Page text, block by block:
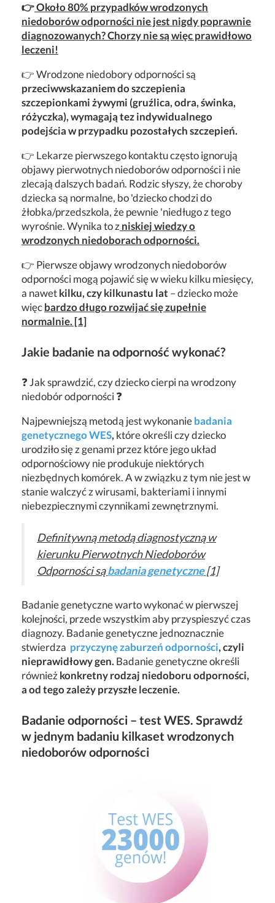
👉Około 80% przypadków wrodzonych
niedoborów odporności nie jest nigdy poprawnie
diagnozowanych? Chorzy nie są więc prawidłowo
leczeni!
👉 Wrodzone niedobory odporności są
przeciwwskazaniem do szczepienia
szczepionkami żywymi (gruźlica, odra, świnka,
różyczka), wymagają tez indywidualnego
podejścia w przypadku pozostałych szczepień.
👉 Lekarze pierwszego kontaktu często ignorują
objawy pierwotnych niedoborów odporności i nie
zlecają dalszych badań. Rodzic słyszy, że choroby
dziecka są normalne, bo 'dziecko chodzi do
żłobka/przedszkola, że pewnie 'niedługo z tego
wyrośnie. Wynika to zniskiej wiedzy o
wrodzonych niedoborach odporności.
👉 Pierwsze objawy wrodzonych niedoborów
odporności mogą pojawić się w wieku kilku miesięcy,
a nawetkilku, czy kilkunastu lat – dziecko może
więcbardzo długo rozwijać się zupełnie
normalnie. [1]
Jakie badanie na odporność wykonać?
❓ Jak sprawdzić, czy dziecko cierpi na wrodzony
niedobór odporności ❓
Najpewniejszą metodą jest wykonaniebadania
genetycznego WES, które określi czy dziecko
urodziło się z genami przez które jego układ
odpornościowy nie produkuje niektórych
niezbędnych komórek. A w związku z tym nie jest w
stanie walczyć z wirusami, bakteriami i innymi
niebezpiecznymi czynnikami zewnętrznymi.
Definitywną metodą diagnostyczną w
kierunku Pierwotnych Niedoborów
Odporności sąbadania genetyczne[1]
Badanie genetyczne warto wykonać w pierwszej
kolejności, przede wszystkim aby przyspieszyć czas
diagnozy. Badanie genetyczne jednoznacznie
stwierdza przyczynę zaburzeń odporności, czyli
nieprawidłowy gen. Badanie genetyczne określi
równieżkonkretny rodzaj niedoboru odporności,
a od tego zależy przyszłe leczenie.
Badanie odporności – test WES. Sprawdź
w jednym badaniu kilkaset wrodzonych
niedoborów odporności